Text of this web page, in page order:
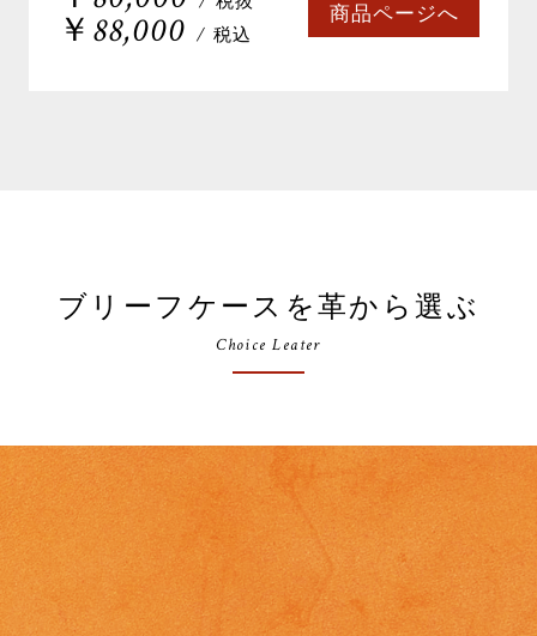
￥88,000 / 税込
商品ページへ
ブリーフケースを革から選ぶ
Choice Leater